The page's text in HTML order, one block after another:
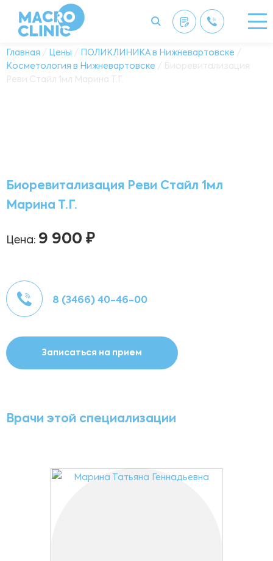
Главная / Цены / ПОЛИКЛИНИКА в Нижневартовске /
Косметология в Нижневартовске / Биоревитализация
Реви Стайл 1мл Марина Т.Г.
Биоревитализация Реви Стайл 1мл
Марина Т.Г.
Цена: 9 900 ₽
8 (3466) 40-46-00
Записаться на прием
Врачи этой специализации